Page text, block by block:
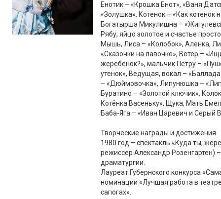
Енотик – «Крошка Енот», «Ваня
«Золушка», Котенок – «Как
Богатырша Микулишна –
Рябу, яйцо золотое и счастье
Мышь, Лиса – «Колобок», Аленка,
«Сказочки на лавочке», Ветер –
жеребенок?», мальчик Петру –
утенок», Ведущая, вокал –
– «Дюймовочка», Липунюшка –
Буратино – «Золотой ключик»,
Котёнка Васеньку», Щука, Мать
Баба-Яга – «Иван Царевич и Серый
Творческие награды и достижения
1980 год – спектакль «Куда ты,
режиссер Александр Розенгартен)
драматургии.
Лауреат Губернского конкурса
номинации «Лучшая работа в
сапогах».